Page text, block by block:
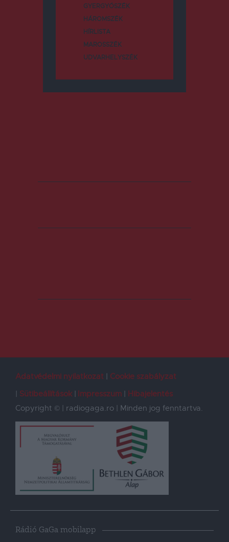
GYERGYÓSZÉK
HÁROMSZÉK
HÍRLISTA
MAROSSZÉK
UDVARHELYSZÉK
Adatvédelmi nyilatkozat
Cookie szabályzat
Sütibeállítások
Impresszum
Hibajelentés
Copyright © | radiogaga.ro | Minden jog fenntartva.
Rádió GaGa mobilapp